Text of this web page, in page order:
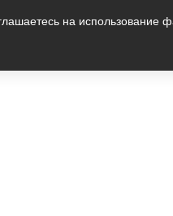
на использование